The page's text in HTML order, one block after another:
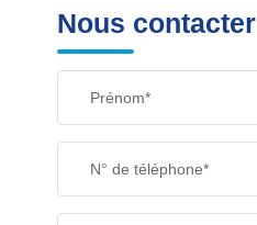
Nous contacter
Prénom*
N° de téléphone*